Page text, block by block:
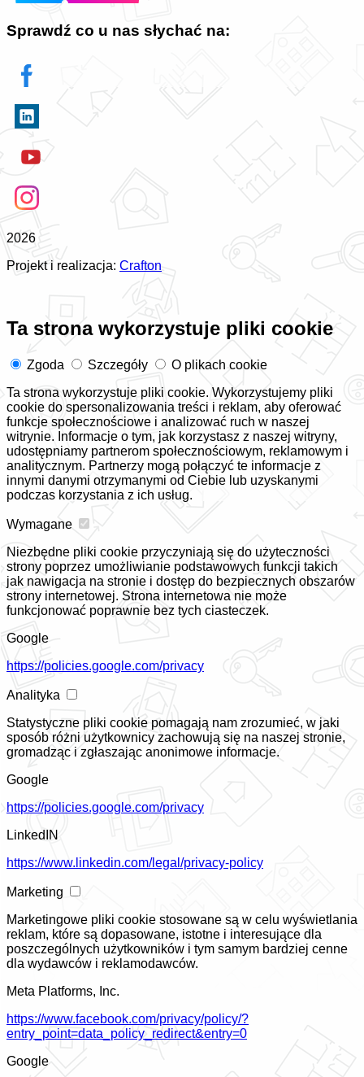
Sprawdź co u nas słychać na:
2026
Projekt i realizacja: Crafton
Ta strona wykorzystuje pliki cookie
Zgoda Szczegóły
O plikach cookie
Ta strona wykorzystuje pliki cookie. Wykorzystujemy pliki
cookie do spersonalizowania treści i reklam, aby oferować
funkcje społecznościowe i analizować ruch w naszej
witrynie. Informacje o tym, jak korzystasz z naszej witryny,
udostępniamy partnerom społecznościowym, reklamowym i
analitycznym. Partnerzy mogą połączyć te informacje z
innymi danymi otrzymanymi od Ciebie lub uzyskanymi
podczas korzystania z ich usług.
Wymagane
Niezbędne pliki cookie przyczyniają się do użyteczności
strony poprzez umożliwianie podstawowych funkcji takich
jak nawigacja na stronie i dostęp do bezpiecznych obszarów
strony internetowej. Strona internetowa nie może
funkcjonować poprawnie bez tych ciasteczek.
Google
https://policies.google.com/privacy
Analityka
Statystyczne pliki cookie pomagają nam zrozumieć, w jaki
sposób różni użytkownicy zachowują się na naszej stronie,
gromadząc i zgłaszając anonimowe informacje.
Google
https://policies.google.com/privacy
LinkedIN
https://www.linkedin.com/legal/privacy-policy
Marketing
Marketingowe pliki cookie stosowane są w celu wyświetlania
reklam, które są dopasowane, istotne i interesujące dla
poszczególnych użytkowników i tym samym bardziej cenne
dla wydawców i reklamodawców.
Meta Platforms, Inc.
https://www.facebook.com/privacy/policy/?
entry_point=data_policy_redirect&entry=0
Google